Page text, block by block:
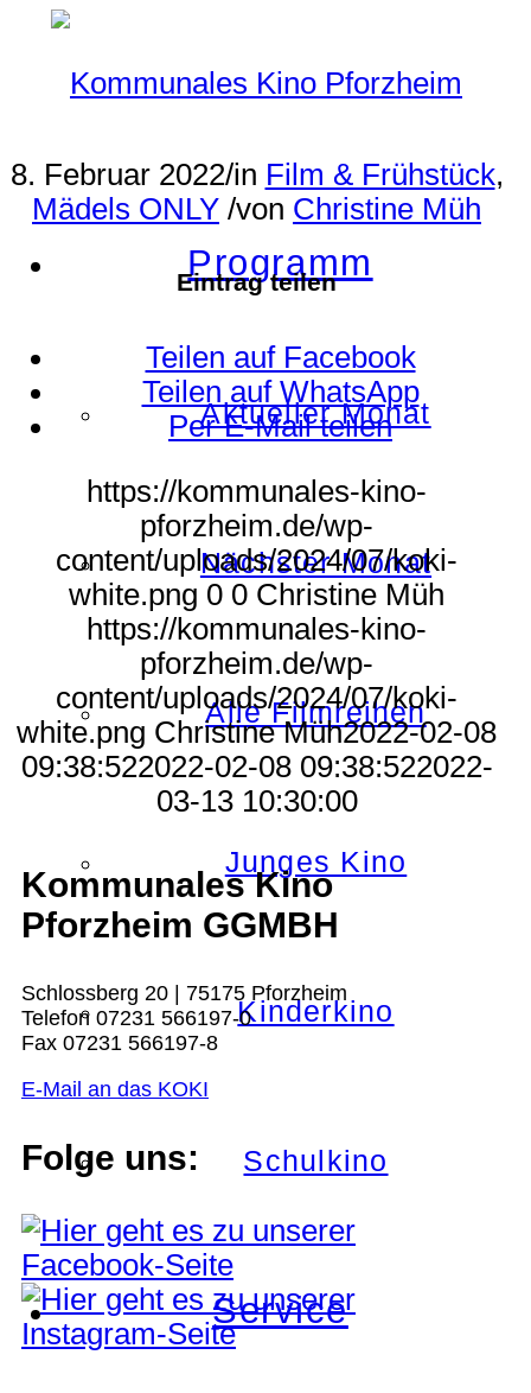
Programm
Aktueller Monat
Nächster Monat
Alle Filmreihen
Junges Kino
Kinderkino
Schulkino
Service
8. Februar 2022/in Film & Frühstück,
Mädels ONLY /von Christine Müh
Eintrag teilen
Teilen auf Facebook
Teilen auf WhatsApp
Per E-Mail teilen
https://kommunales-kino-
pforzheim.de/wp-
content/uploads/2024/07/koki-
white.png 0 0 Christine Müh
https://kommunales-kino-
pforzheim.de/wp-
content/uploads/2024/07/koki-
white.png Christine Müh2022-02-08
09:38:522022-02-08 09:38:522022-
03-13 10:30:00
Kommunales Kino
Pforzheim GGMBH
Schlossberg 20 | 75175 Pforzheim
Telefon 07231 566197-0
Fax 07231 566197-8
E-Mail an das KOKI
Folge uns: